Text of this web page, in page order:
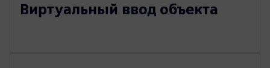
Виртуальный ввод объекта